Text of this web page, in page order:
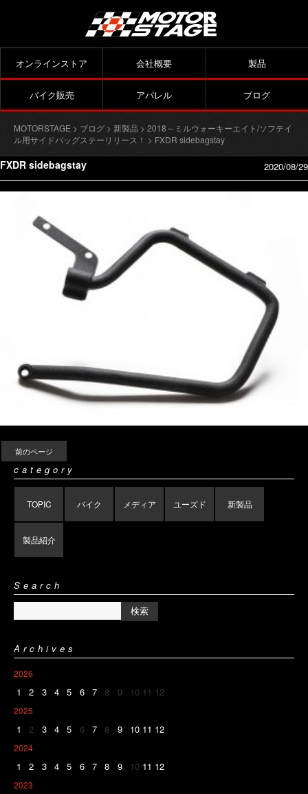
オンラインストア 会社概要 製品
バイク販売 アパレル ブログ
MOTORSTAGE > ブログ > 新製品 > 2018～ミルウォーキーエイト/ソフテイ
ル用サイドバッグステーリリース！ > FXDR sidebagstay
FXDR sidebagstay 2020/08/29
前のページ
category
TOPIC バイク メディア ユーズド 新製品
製品紹介
Search
Archives
2026
1 2 3 4 5 6 7 8 9 10 11 12
2025
1 2 3 4 5 6 7 8 9 10 11 12
2024
1 2 3 4 5 6 7 8 9 10 11 12
2023